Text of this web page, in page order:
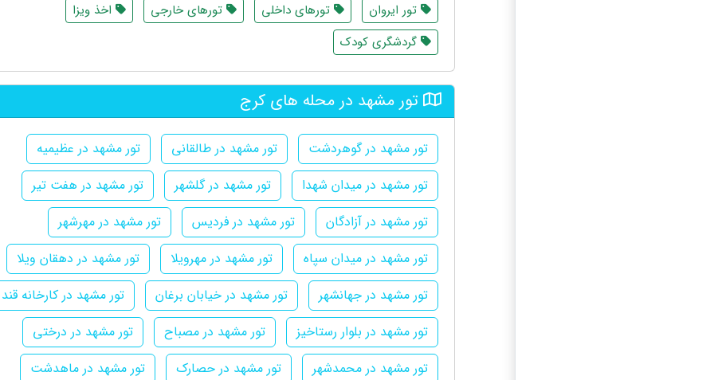
تور ایروان
تورهای داخلی تورهای خارجی
اخذ ویزا
گردشگری کودک
تور مشهد در محله های کرج
تور مشهد در گوهردشت تور مشهد در طالقانی
تور مشهد در عظیمیه
تور مشهد در میدان شهدا
تور مشهد در گلشهر
تور مشهد در هفت تیر
تور مشهد در آزادگان
تور مشهد در فردیس
تور مشهد در مهرشهر
تور مشهد در میدان سپاه
تور مشهد در مهرویلا
تور مشهد در دهقان ویلا
تور مشهد در جهانشهر
تور مشهد در خیابان برغان
تور مشهد در کارخانه قند
تور مشهد در بلوار رستاخیز
تور مشهد در مصباح
تور مشهد در درختی
تور مشهد در محمدشهر
تور مشهد در حصارک تور مشهد در ماهدشت